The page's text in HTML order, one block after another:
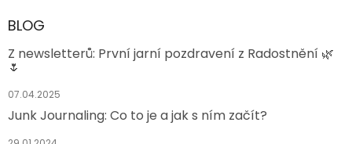
BLOG
Z newsletterů: První jarní pozdravení z Radostnění 🌿
🌷
07.04.2025
Junk Journaling: Co to je a jak s ním začít?